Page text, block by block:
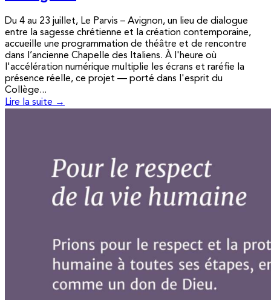
Du 4 au 23 juillet, Le Parvis – Avignon, un lieu de dialogue
entre la sagesse chrétienne et la création contemporaine,
accueille une programmation de théâtre et de rencontre
dans l’ancienne Chapelle des Italiens. À l'heure où
l'accélération numérique multiplie les écrans et raréfie la
présence réelle, ce projet — porté dans l'esprit du
Collège...
Lire la suite →